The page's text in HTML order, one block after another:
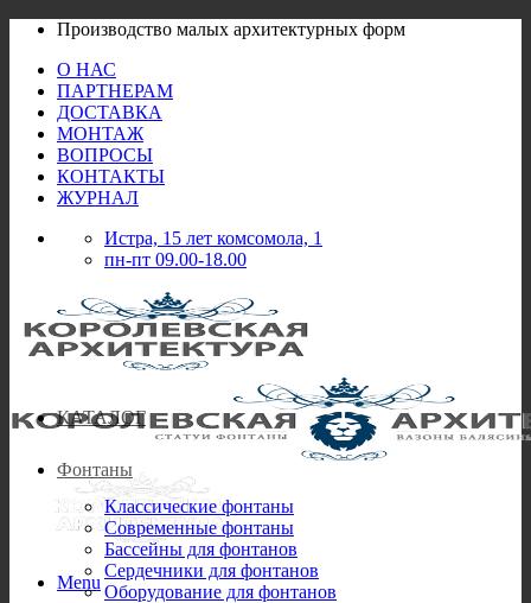
Skip
content
Производство малых архитектурных форм
О НАС
ПАРТНЕРАМ
ДОСТАВКА
МОНТАЖ
ВОПРОСЫ
КОНТАКТЫ
ЖУРНАЛ
Истра, 15 лет комсомола, 1
пн-пт 09.00-18.00
Menu
КАТАЛОГ
Фонтаны
Классические фонтаны
Современные фонтаны
Бассейны для фонтанов
Сердечники для фонтанов
Оборудование для фонтанов